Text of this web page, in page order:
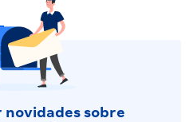
novidades sobre